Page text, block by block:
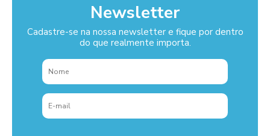
Newsletter
Cadastre-se na nossa newsletter e fique por dentro
do que realmente importa.